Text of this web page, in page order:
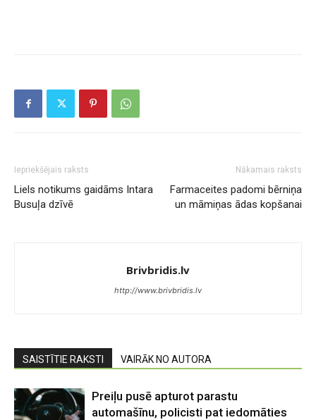
Iepriekšējais raksts
Liels notikums gaidāms Intara
Busuļa dzīvē
Nākamais raksts
Farmaceites padomi bērniņa
un māmiņas ādas kopšanai
Brivbridis.lv
http://www.brivbridis.lv
SAISTĪTIE RAKSTI VAIRĀK NO AUTORA
Preiļu pusē apturot parastu
automašīnu, policisti pat iedomāties